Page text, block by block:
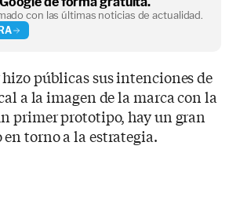
con las últimas noticias de actualidad.
hizo públicas sus intenciones de
a la imagen de la marca con la
primer prototipo, hay un gran
torno a la estrategia.